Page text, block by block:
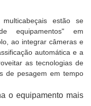
estão se
equipamentos" em
ao integrar câmeras e
automática e a
as tecnologias de
de pesagem em tempo
o equipamento mais